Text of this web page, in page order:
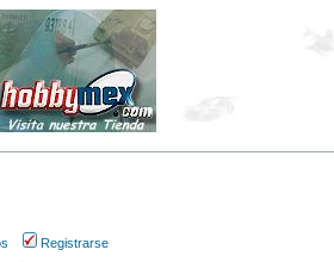
Registrarse